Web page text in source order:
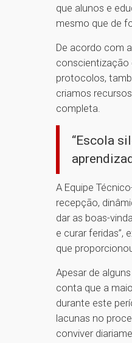
que alunos e
mesmo que de
De acordo com
conscientização
protocolos,
criamos
completa.
“Escola
A Equipe
recepção,
dar as boas-
e curar feridas”,
que
Apesar de
conta que a
durante este
lacunas no
conviver